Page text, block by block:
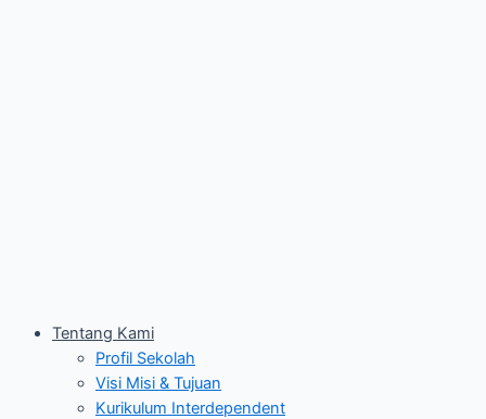
Tentang Kami
Profil Sekolah
Visi Misi & Tujuan
Kurikulum Interdependent